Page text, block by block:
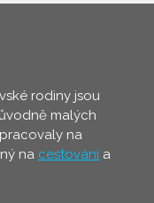
rodiny jsou
malých
na
na cestování a